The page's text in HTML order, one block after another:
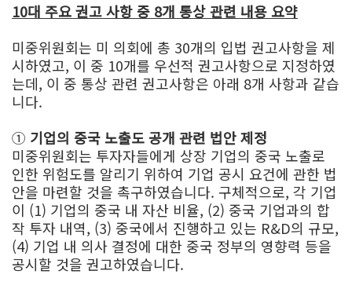
10대 주요 권고 사항 중 8개 통상 관련 내용 요약
미중위원회는 미 의회에 총 30개의 입법 권고사항을 제
시하였고, 이 중 10개를 우선적 권고사항으로 지정하였
는데, 이 중 통상 관련 권고사항은 아래 8개 사항과 같습
니다.
① 기업의 중국 노출도 공개 관련 법안 제정
미중위원회는 투자자들에게 상장 기업의 중국 노출로
인한 위험도를 알리기 위하여 기업 공시 요건에 관한 법
안을 마련할 것을 촉구하였습니다. 구체적으로, 각 기업
이 (1) 기업의 중국 내 자산 비율, (2) 중국 기업과의 합
작 투자 내역, (3) 중국에서 진행하고 있는 R&D의 규모,
(4) 기업 내 의사 결정에 대한 중국 정부의 영향력 등을
공시할 것을 권고하였습니다.